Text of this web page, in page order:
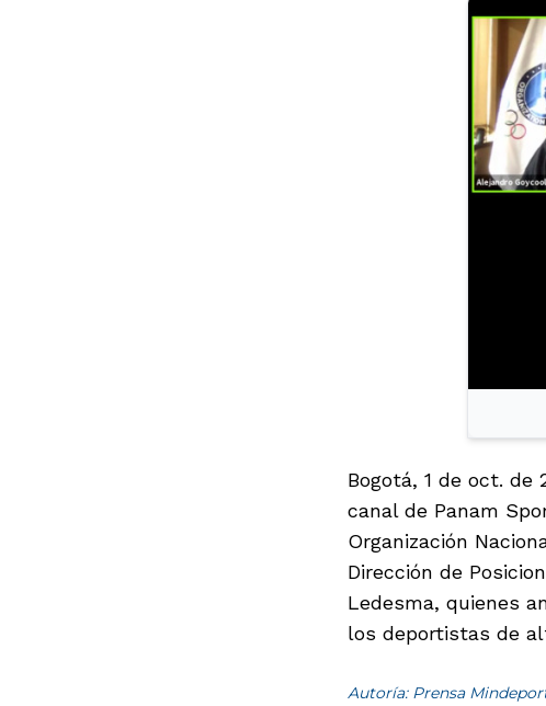
Bogotá, 1 de oct. de
canal de Panam
Organización
Dirección de
Ledesma, quienes
los deportistas de
Autoría: Prensa